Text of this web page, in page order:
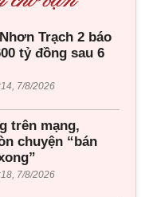
Trạch 2 báo
tỷ đồng sau 6
7/8/2026
trên mạng,
chuyện “bán
7/8/2026